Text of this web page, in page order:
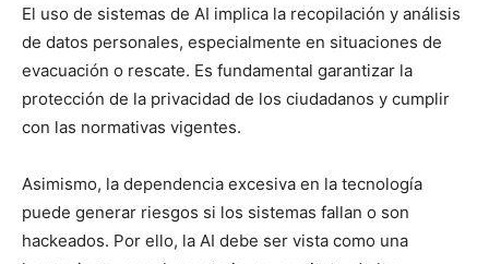
El uso de sistemas de AI implica la recopilación y análisis
de datos personales, especialmente en situaciones de
evacuación o rescate. Es fundamental garantizar la
protección de la privacidad de los ciudadanos y cumplir
con las normativas vigentes.
Asimismo, la dependencia excesiva en la tecnología
puede generar riesgos si los sistemas fallan o son
hackeados. Por ello, la AI debe ser vista como una